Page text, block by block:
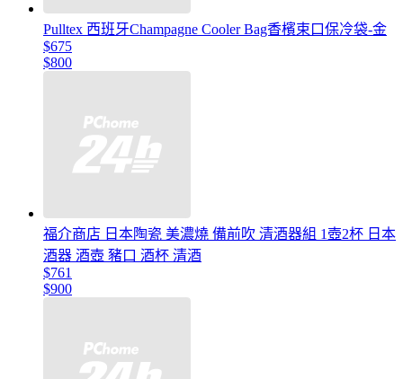
Pulltex 西班牙Champagne Cooler Bag香檳束口保冷袋-金
$675
$800
福介商店 日本陶瓷 美濃燒 備前吹 清酒器組 1壺2杯 日本
酒器 酒壺 豬口 酒杯 清酒
$761
$900